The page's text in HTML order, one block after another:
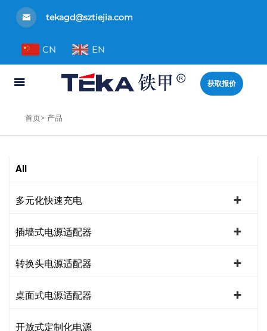
tekagd@sztiejia.com
CN EN
获取报价
首页> 产品
All
多元化快速充电
插墙式电源适配器
转换头电源适配器
桌面式电源适配器
开放式定制化电源